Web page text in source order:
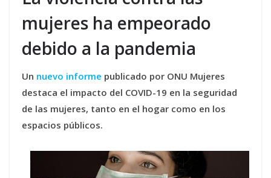
mujeres ha empeorado
debido a la pandemia
Un nuevo informe publicado por ONU Mujeres
destaca el impacto del COVID-19 en la seguridad
de las mujeres, tanto en el hogar como en los
espacios públicos.